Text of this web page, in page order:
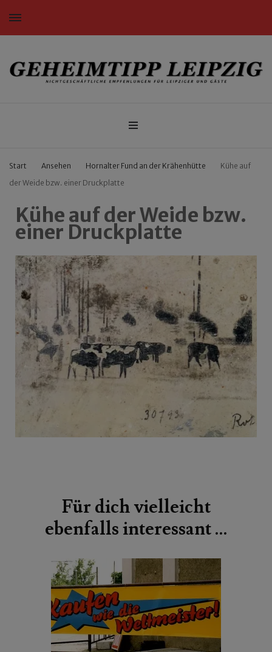
Nichtgeschäftliche Empfehlungen für Leipziger und Gäste
Start Ansehen Hornalter Fund an der Krähenhütte
Kühe auf
der Weide bzw. einer Druckplatte
Kühe auf der Weide bzw.
einer Druckplatte
Für dich vielleicht
ebenfalls interessant …